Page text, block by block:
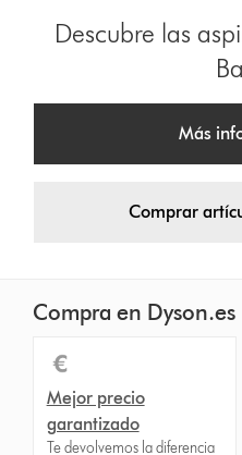
Descubre las
Más
Comprar
Compra en Dyson.es
Mejor precio
garantizado
Te devolvemos la diferencia